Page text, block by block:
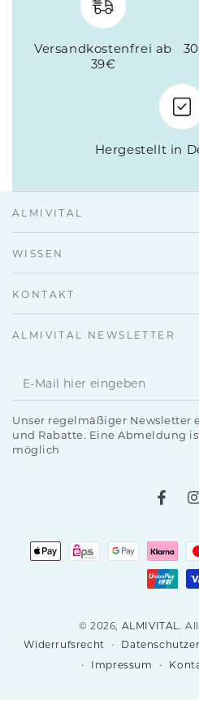
Versandkostenfrei ab
39€
Hergestellt in
ALMIVITAL
WISSEN
KONTAKT
ALMIVITAL NEWSLETTER
E-
Mail
hier
eingeben
Unser regelmäßiger Newsletter
und Rabatte. Eine Abmeldung
möglich
© 2026, ALMIVITAL.
Widerrufsrecht
Impressum
Zahlungsmöglichkeiten